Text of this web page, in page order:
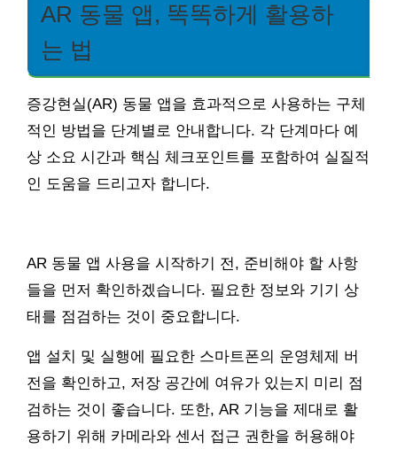
AR 동물 앱, 똑똑하게 활용하
는 법
증강현실(AR) 동물 앱을 효과적으로 사용하는 구체
적인 방법을 단계별로 안내합니다. 각 단계마다 예
상 소요 시간과 핵심 체크포인트를 포함하여 실질적
인 도움을 드리고자 합니다.
AR 동물 앱 사용을 시작하기 전, 준비해야 할 사항
들을 먼저 확인하겠습니다. 필요한 정보와 기기 상
태를 점검하는 것이 중요합니다.
앱 설치 및 실행에 필요한 스마트폰의 운영체제 버
전을 확인하고, 저장 공간에 여유가 있는지 미리 점
검하는 것이 좋습니다. 또한, AR 기능을 제대로 활
용하기 위해 카메라와 센서 접근 권한을 허용해야